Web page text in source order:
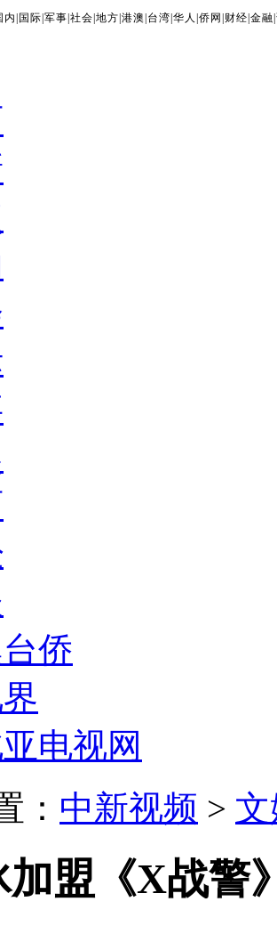
内 国际 |军事 |社会 |地方 |港澳 台湾 |华人 |侨网 财经 |金融 |
侨
电视网
： 中新视频 >
加盟《X战警